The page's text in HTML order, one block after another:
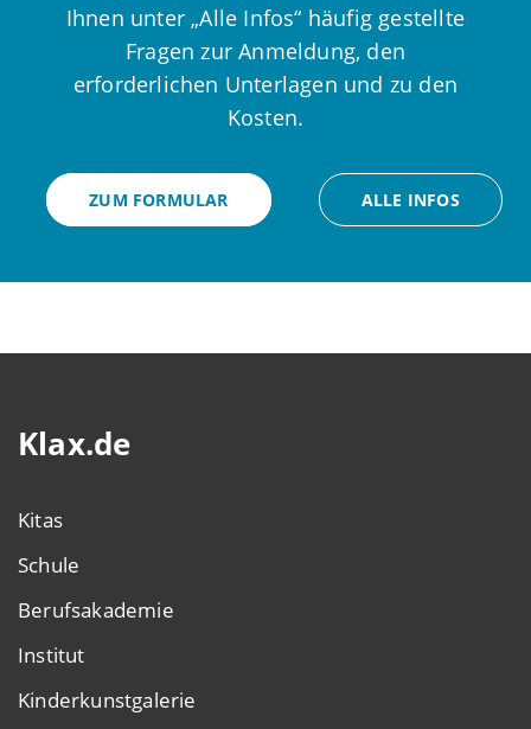
Ihnen unter „Alle Infos“ häufig gestellte
Fragen zur Anmeldung, den
erforderlichen Unterlagen und zu den
Kosten.
ZUM FORMULAR ALLE INFOS
Klax.de
Kitas
Schule
Berufsakademie
Institut
Kinderkunstgalerie